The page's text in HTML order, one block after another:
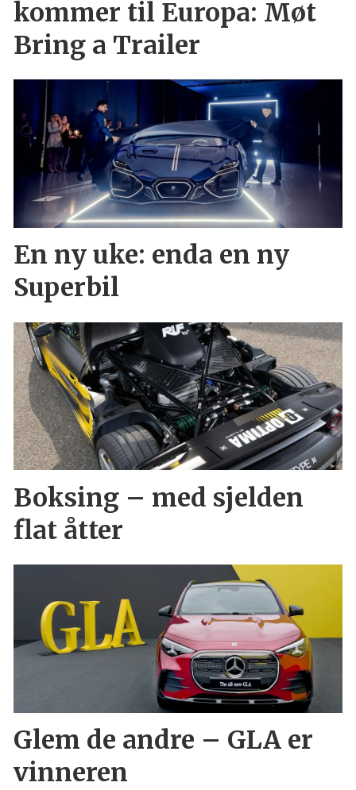
kommer til Europa: Møt
Bring a Trailer
En ny uke: enda en ny
Superbil
Boksing – med sjelden
flat åtter
Glem de andre – GLA er
vinneren